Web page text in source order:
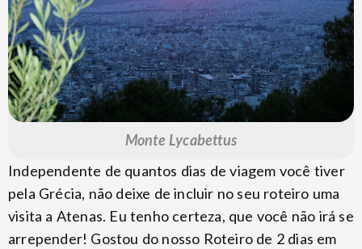
Monte Lycabettus
Independente de quantos dias de viagem você tiver
pela Grécia, não deixe de incluir no seu roteiro uma
visita a Atenas. Eu tenho certeza, que você não irá se
arrepender! Gostou do nosso Roteiro de 2 dias em